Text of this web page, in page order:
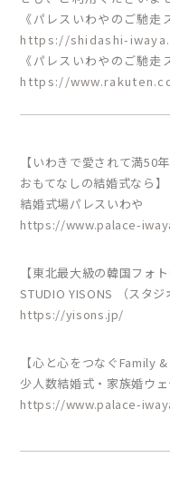
《パレスいわやのご馳走
https://shidashi-
《パレスいわやのご馳
https://
【いわきで愛されて満50
おもてなしの結婚式なら】
結婚式場パレスいわや
https://www.palace-
【東北最大級の韓国フォ
STUDIO YISONS （スタジ
https://yisons.jp/
【心と心をつなぐFamily
少人数結婚式・家族婚ウ
https://www.palace-